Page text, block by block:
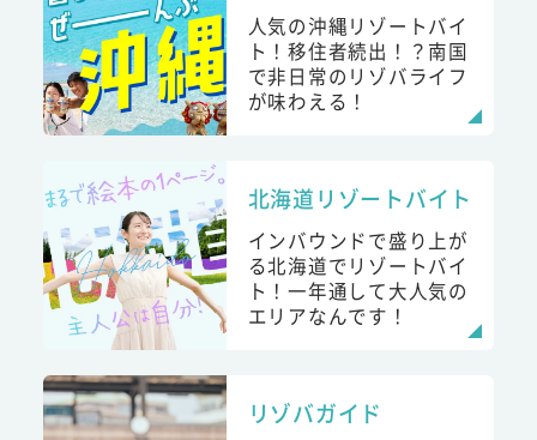
人気の沖縄リゾートバイ
ト！移住者続出！？南国
で非日常のリゾバライフ
が味わえる！
北海道リゾートバイト
インバウンドで盛り上が
る北海道でリゾートバイ
ト！一年通して大人気の
エリアなんです！
リゾバガイド